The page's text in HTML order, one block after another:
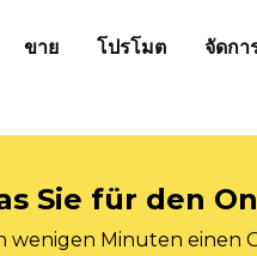
ขาย โปรโมต จัดกา
Sie für den
wenigen Minuten einen